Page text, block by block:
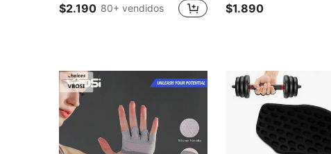
$2.190 80+ vendidos $1.890